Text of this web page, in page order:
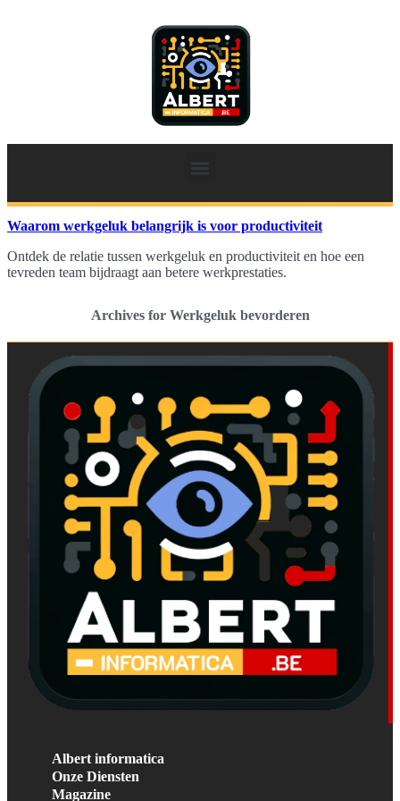
Waarom werkgeluk belangrijk is voor productiviteit
Ontdek de relatie tussen werkgeluk en productiviteit en hoe een
tevreden team bijdraagt aan betere werkprestaties.
Archives for Werkgeluk bevorderen
Albert informatica
Onze Diensten
Magazine